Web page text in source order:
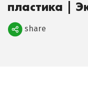
пластика |
Поделиться
share